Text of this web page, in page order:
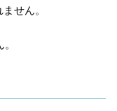
せん。